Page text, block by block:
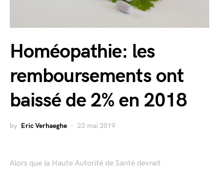
Homéopathie: les
remboursements ont
baissé de 2% en 2018
by Eric Verhaeghe 23 mai 2019
Alors que la Haute Autorité de Santé devrait